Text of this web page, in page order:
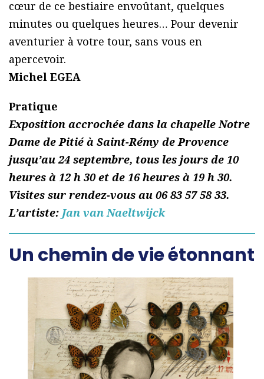
cœur de ce bestiaire envoûtant, quelques
minutes ou quelques heures… Pour devenir
aventurier à votre tour, sans vous en
apercevoir.
Michel EGEA
Pratique
Exposition accrochée dans la chapelle Notre
Dame de Pitié à Saint-Rémy de Provence
jusqu’au 24 septembre, tous les jours de 10
heures à 12 h 30 et de 16 heures à 19 h 30.
Visites sur rendez-vous au 06 83 57 58 33.
L’artiste: Jan van Naeltwijck
Un chemin de vie étonnant